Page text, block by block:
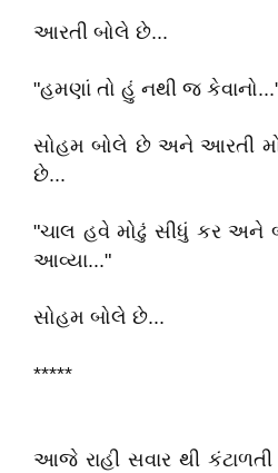
આરતી બોલે છે...
"હમણાં તો હું નથી જ
સોહમ બોલે છે અને આરતી
છે...
"ચાલ હવે મોઢું સીધું કર અને
આવ્યા..."
સોહમ બોલે છે...
*****
આજે રાહી સવાર થી